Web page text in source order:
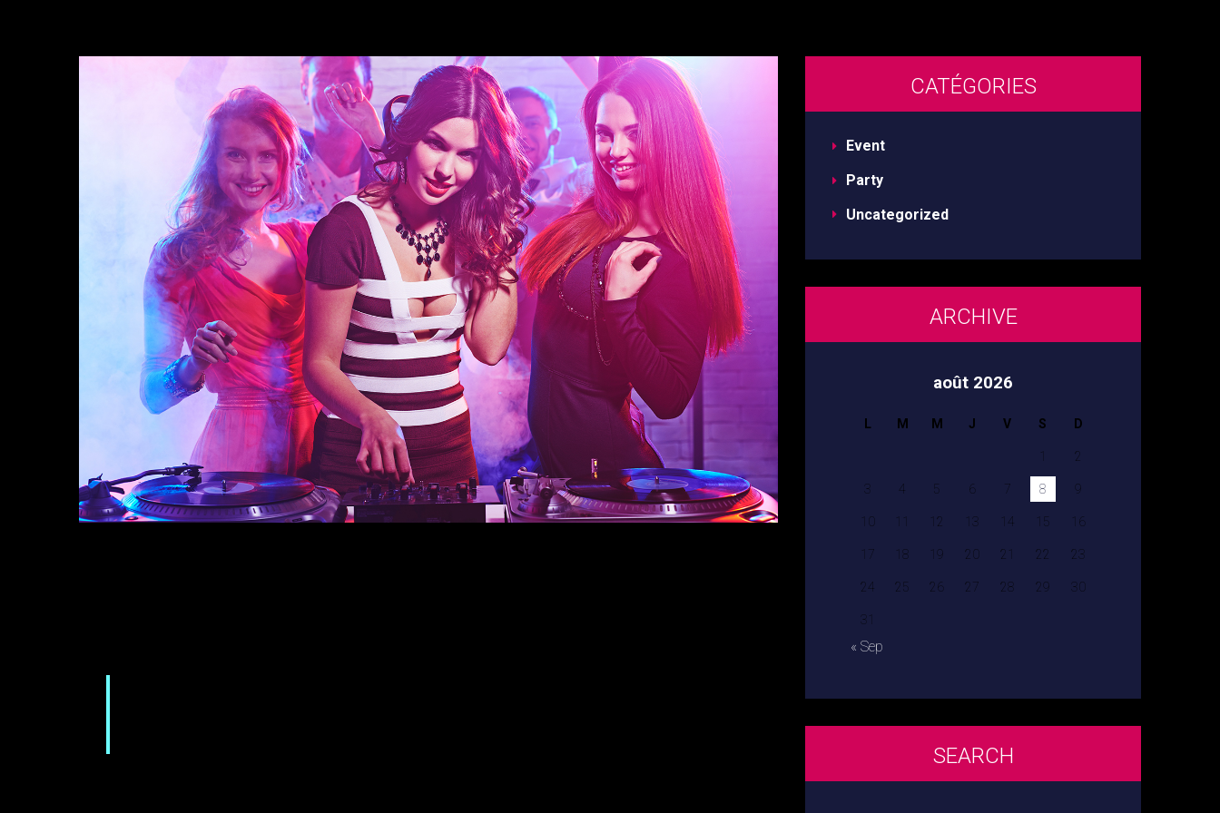
CATÉGORIES
Event
Party
Uncategorized
ARCHIVE
août 2026
L M M J V S D
1 2
3 4 5 6 7 8 9
10 11 12 13 14 15 16
17 18 19 20 21 22 23
24 25 26 27 28 29 30
31
« Sep
SEARCH